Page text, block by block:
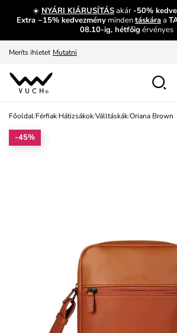
☀️ NYÁRI KIÁRUSÍTÁSakár-50%
Extra −15% kedvezmény mindentáskáraa
08.10-ig, hétfőig érvényes
És mi az, amit máshol nem lehet megtudni?
Fedezze fel velünk az újdonságokat. Megtekintés
Meríts ihletet Mutatni
Ingyenes csere és visszaküldés
Főoldal/Férfiak/Hátizsákok/Válltáskák/Oriana Brown
-45%